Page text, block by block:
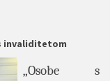
invaliditetom
„Osobe s